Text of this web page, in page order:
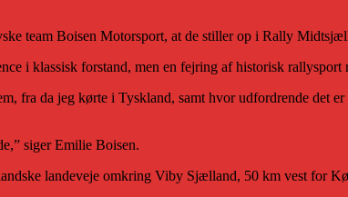
team Boisen Motorsport, at de stiller op i Rally
i klassisk forstand, men en fejring af historisk rallysport
fra da jeg kørte i Tyskland, samt hvor udfordrende det
siger Emilie Boisen.
landeveje omkring Viby Sjælland, 50 km vest for